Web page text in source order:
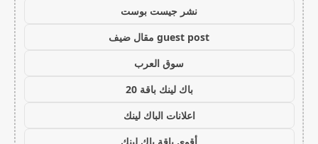
نشر جيست بوست
guest post مقال ضيف
سوق العرب
باك لينك باقة 20
اعلانات الباك لينك
أقوى باقة باك لينك